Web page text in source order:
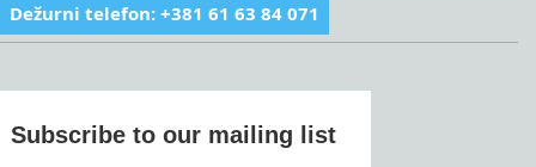
Dežurni telefon: +381 61 63 84 071
Subscribe to our mailing list